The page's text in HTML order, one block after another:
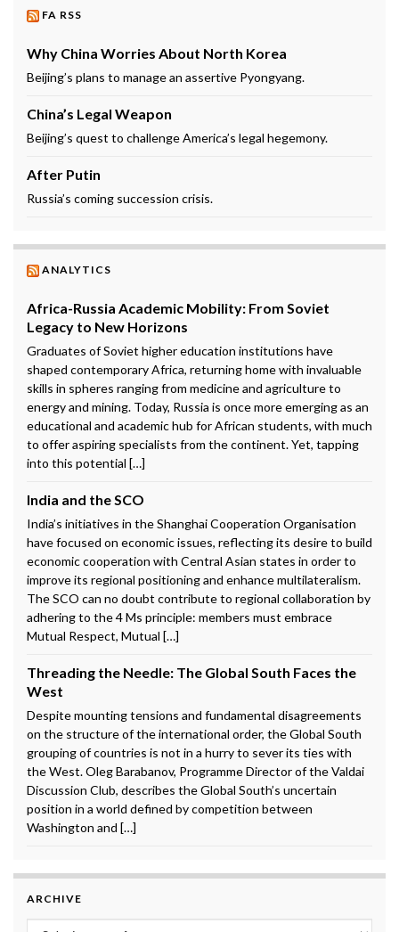
FA RSS
Why China Worries About North Korea
Beijing’s plans to manage an assertive Pyongyang.
China’s Legal Weapon
Beijing’s quest to challenge America’s legal hegemony.
After Putin
Russia’s coming succession crisis.
ANALYTICS
Africa-Russia Academic Mobility: From Soviet
Legacy to New Horizons
Graduates of Soviet higher education institutions have
shaped contemporary Africa, returning home with invaluable
skills in spheres ranging from medicine and agriculture to
energy and mining. Today, Russia is once more emerging as an
educational and academic hub for African students, with much
to offer aspiring specialists from the continent. Yet, tapping
into this potential […]
India and the SCO
India’s initiatives in the Shanghai Cooperation Organisation
have focused on economic issues, reflecting its desire to build
economic cooperation with Central Asian states in order to
improve its regional positioning and enhance multilateralism.
The SCO can no doubt contribute to regional collaboration by
adhering to the 4 Ms principle: members must embrace
Mutual Respect, Mutual […]
Threading the Needle: The Global South Faces the
West
Despite mounting tensions and fundamental disagreements
on the structure of the international order, the Global South
grouping of countries is not in a hurry to sever its ties with
the West. Oleg Barabanov, Programme Director of the Valdai
Discussion Club, describes the Global South’s uncertain
position in a world defined by competition between
Washington and […]
ARCHIVE
Archive